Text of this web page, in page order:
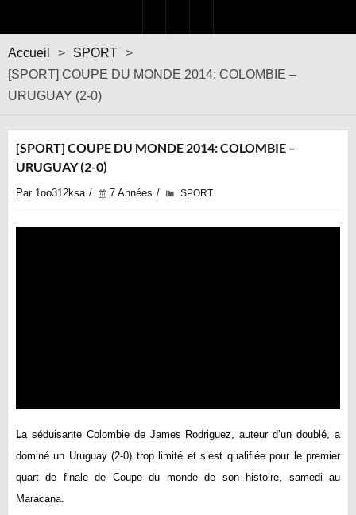
Accueil > SPORT >
[SPORT] COUPE DU MONDE 2014: COLOMBIE –
URUGUAY (2-0)
[SPORT] COUPE DU MONDE 2014: COLOMBIE –
URUGUAY (2-0)
Par 1oo312ksa 7 Années SPORT
La séduisante Colombiede James Rodriguez, auteur d’un doublé, a
dominé un Uruguay(2-0) trop limité et s’est qualifiée pour le premier
quart de finale de Coupe du monde de son histoire, samedi au
Maracana.